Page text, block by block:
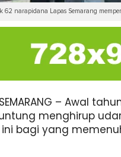
62 narapidana Lapas Semarang
SEMARANG – Awal
menghirup
bagi yang